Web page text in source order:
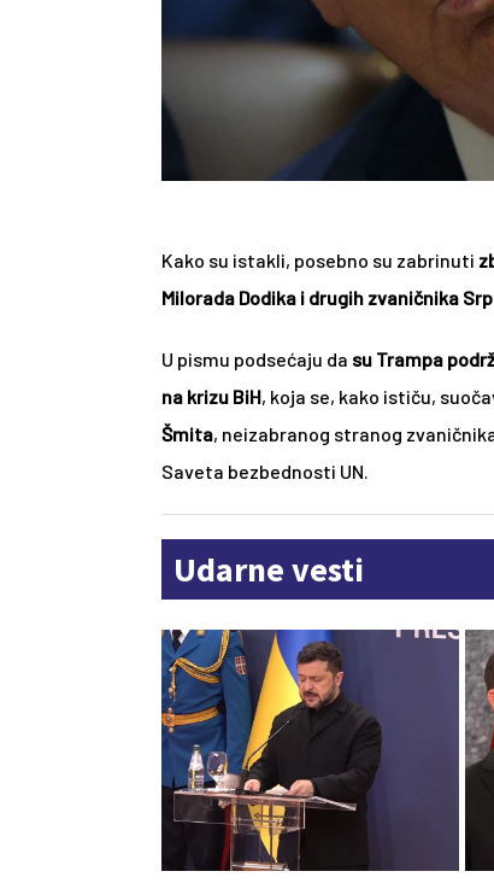
Kako su istakli, posebno su zabrinuti
Milorada Dodika i drugih zvaničnika
U pismu podsećaju da su Trampa
na krizu BiH, koja se, kako ističu,
Šmita, neizabranog stranog
Saveta bezbednosti UN.
Udarne vesti